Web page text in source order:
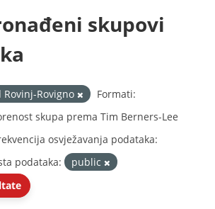
skupovi
Rovinj-Rovigno
Formati:
skupa prema Tim Berners-Lee
osvježavanja podataka:
podataka:
public